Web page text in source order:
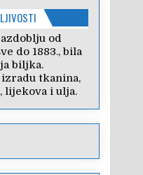
od
do 1883., bila
biljka.
tkanina,
lijekova i ulja.